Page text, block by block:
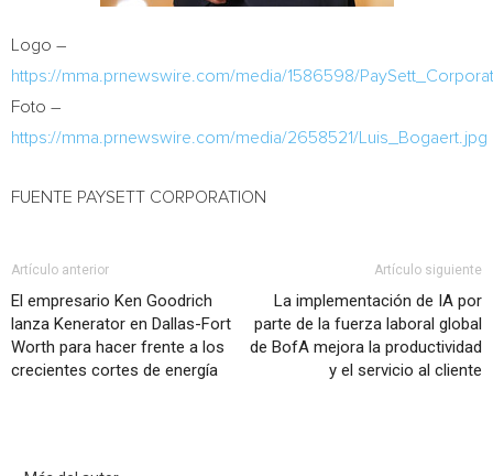
Logo –
https://mma.prnewswire.com/media/1586598/
Foto –
https://mma.prnewswire.com/media/2658521/Luis_Bogaert.jpg
FUENTE PAYSETT CORPORATION
Artículo anterior
El empresario Ken Goodrich
lanza Kenerator en Dallas-Fort
Worth para hacer frente a los
crecientes cortes de energía
Artículo siguiente
La implementación de IA por
parte de la fuerza laboral global
de BofA mejora la productividad
y el servicio al cliente